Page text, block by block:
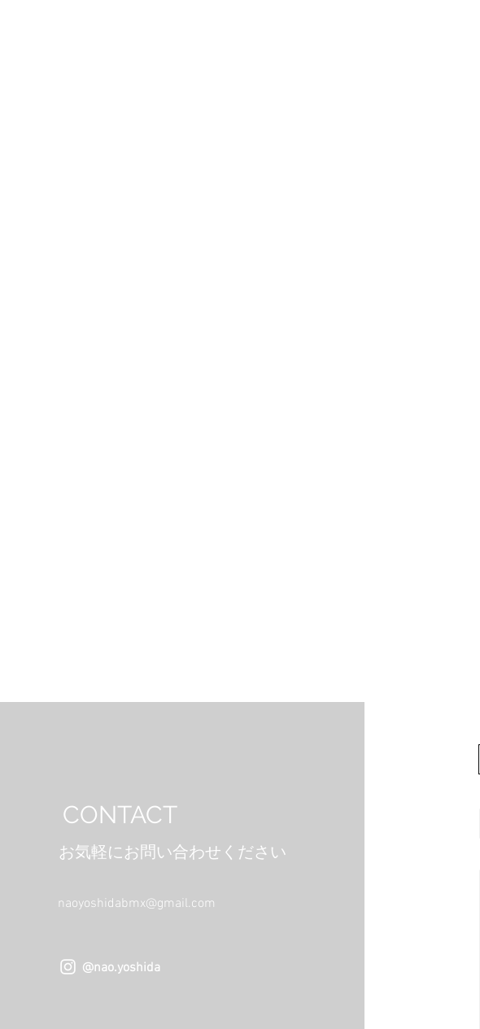
​CONTACT
お気軽にお問い合わせください
naoyoshidabmx@gmail.com
@nao.yoshida